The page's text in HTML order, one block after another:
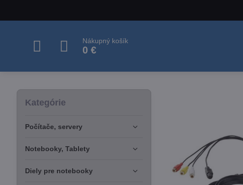
Nákupný košík
0 €
Kategórie
Počítače, servery
Notebooky, Tablety
Diely pre notebooky